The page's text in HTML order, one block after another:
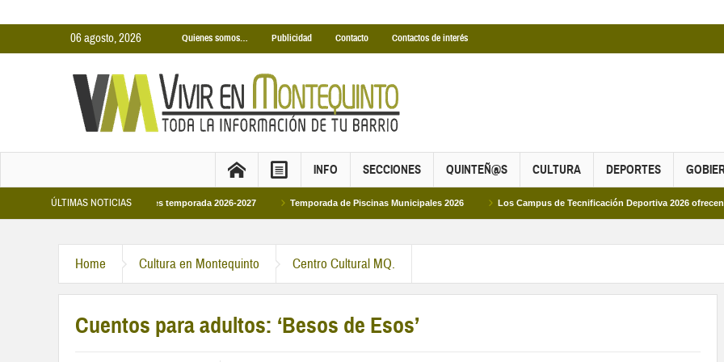
06 agosto, 2026 Quienes somos… Publicidad Contacto Contactos de interés
INFO SECCIONES QUINTEÑ@S CULTURA DEPORTES
ÚLTIMAS NOTICIAS
Cubiertas Municipales temporada 2026-2027 Temporada de Piscinas Municipales 2026 Los Campus de Tecnificación Deportiva 2026 ofrecen cuatro
Home Cultura en Montequinto Centro Cultural MQ.
Cuentos para adultos: ‘Besos de Esos’